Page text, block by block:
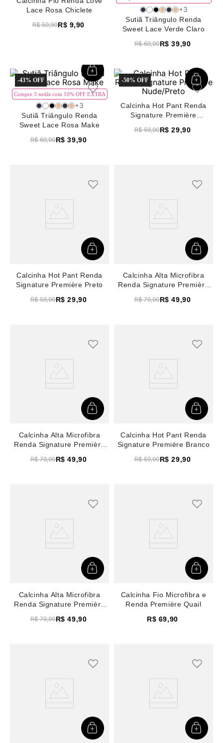
pijama
sutiã renda
Lace Rosa Chiclete
R$ 59,90R$ 9,90
Sutiã Triângulo Renda
Sweet Lace Verde Claro
R$ 69,90R$ 39,90
+3
-43%
Compre 3 sutiãs com 10% OFF EXTRA
Sutiã Triângulo Renda
Sweet Lace Rosa Make
R$ 69,90R$ 39,90
+3
-50%
Calcinha Hot Pant Renda
Signature Première
R$ 59,90R$ 29,90
Calcinha Hot Pant Renda
Signature Première Preto
R$ 59,90R$ 29,90
Calcinha Alta Microfibra
Renda Signature Première
R$ 79,90R$ 49,90
Calcinha Alta Microfibra
Renda Signature Première
R$ 79,90R$ 49,90
Calcinha Hot Pant Renda
Signature Première Branco
R$ 59,90R$ 29,90
Calcinha Alta Microfibra
Renda Signature Première
R$ 79,90R$ 49,90
Calcinha Fio Microfibra e
Renda Première Quail
R$ 69,90